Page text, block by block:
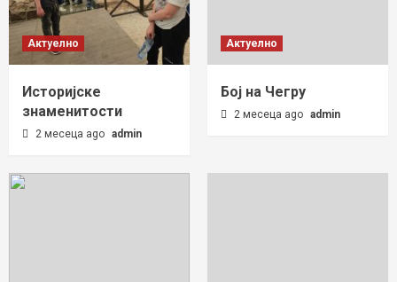
Актуелно
Историјске
знаменитости
2 месеца ago admin
Актуелно
Бој на Чегру
2 месеца ago admin